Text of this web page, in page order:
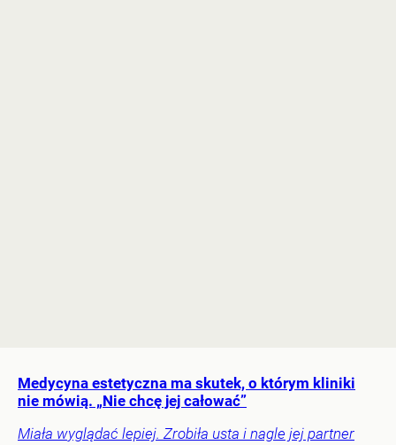
Medycyna estetyczna ma skutek, o którym kliniki
nie mówią. „Nie chcę jej całować”
Miała wyglądać lepiej. Zrobiła usta i nagle jej partner